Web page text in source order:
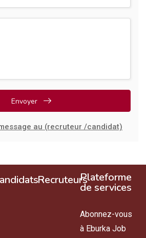
Envoyer
au (recruteur /candidat)
RecruteursPlateforme
de services
Abonnez-vous
à Eburka Job